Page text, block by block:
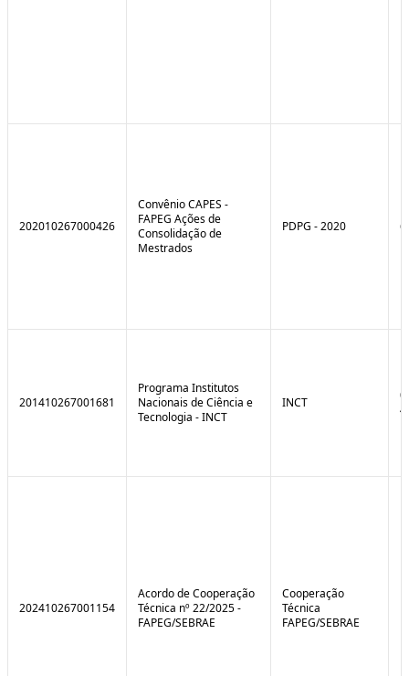
202010267000426
Convênio CAPES -
FAPEG Ações de
Consolidação de
Mestrados
PDPG - 2020
201410267001681
Programa Institutos
Nacionais de Ciência e
Tecnologia - INCT
INCT
202410267001154
Acordo de Cooperação
Técnica nº 22/2025 -
FAPEG/SEBRAE
Cooperação
Técnica
FAPEG/SEBRAE